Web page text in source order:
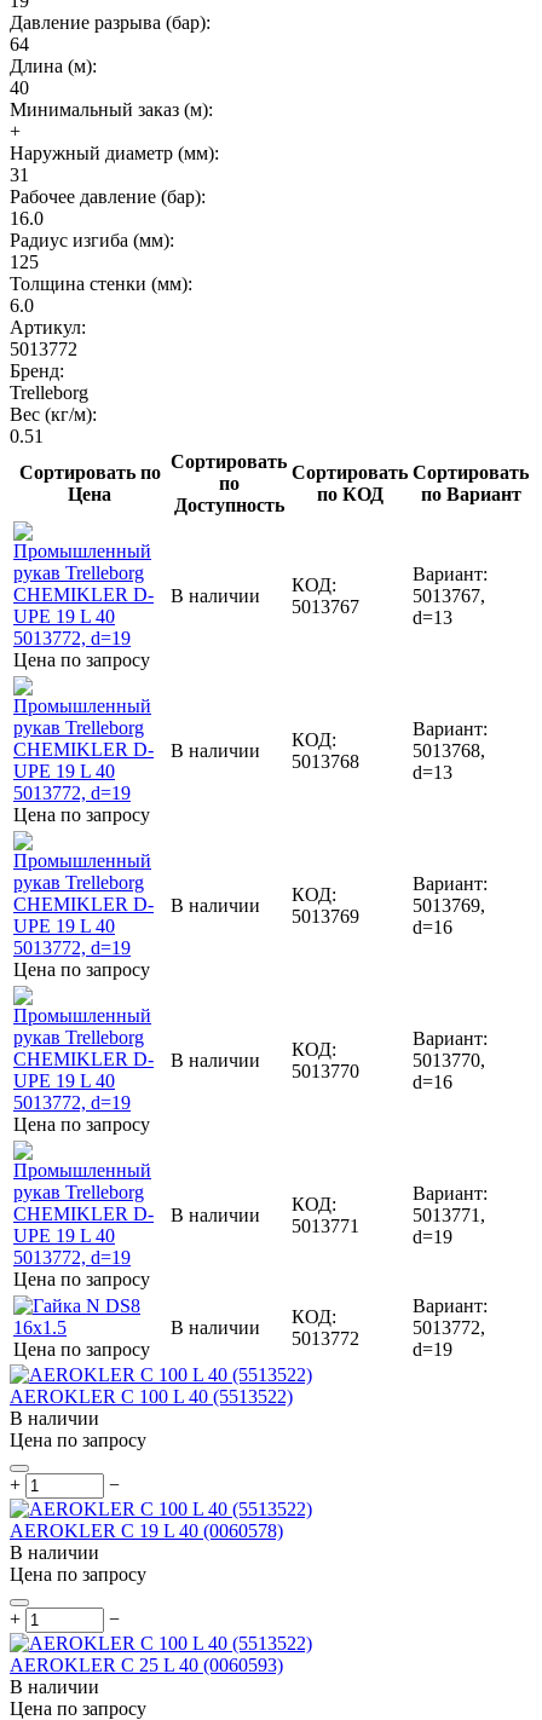
Давление разрыва (бар):
64
Длина (м):
40
Минимальный заказ (м):
+
Наружный диаметр (мм):
31
Рабочее давление (бар):
16.0
Радиус изгиба (мм):
125
Толщина стенки (мм):
6.0
Артикул:
5013772
Бренд:
Trelleborg
Вес (кг/м):
0.51
Сортировать по
Цена
Сортировать
по
Доступность
Сортировать
по КОД
Сортировать
по Вариант
Цена по запросу
В наличии
КОД:
5013767
Вариант:
5013767,
d=13
Цена по запросу
В наличии
КОД:
5013768
Вариант:
5013768,
d=13
Цена по запросу
В наличии
КОД:
5013769
Вариант:
5013769,
d=16
Цена по запросу
В наличии
КОД:
5013770
Вариант:
5013770,
d=16
Цена по запросу
В наличии
КОД:
5013771
Вариант:
5013771,
d=19
Цена по запросу
В наличии
КОД:
5013772
Вариант:
5013772,
d=19
AEROKLER C 100 L 40 (5513522)
В наличии
Цена по запросу
+ −
AEROKLER C 19 L 40 (0060578)
В наличии
Цена по запросу
+ −
AEROKLER C 25 L 40 (0060593)
В наличии
Цена по запросу